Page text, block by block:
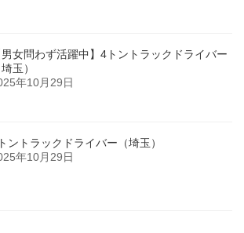
男女問わず活躍中】4トントラックドライバー
埼玉）
年10月29日
ントラックドライバー（埼玉）
年10月29日